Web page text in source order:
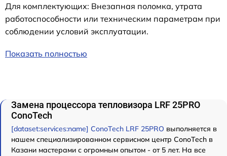
Для комплектующих: Внезапная поломка, утрата
работоспособности или техническим параметрам при
соблюдении условий эксплуатации.
Показать полностью
Замена процессора тепловизора LRF 25PRO
ConoTech
[dataset:services:name] ConoTech LRF 25PRO выполняется в
нашем специализированном сервисном центр ConoTech в
Казани мастерами с огромным опытом - от 5 лет. На все